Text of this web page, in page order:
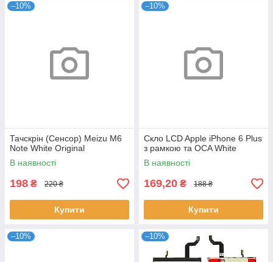
–10%
Тачскрін (Сенсор) Meizu M6
Note White Original
В наявності
198 ₴ 220 ₴
Купити
–10%
Скло LCD Apple iPhone 6 Plus
з рамкою та OCA White
В наявності
169,20 ₴ 188 ₴
Купити
–10% –10%